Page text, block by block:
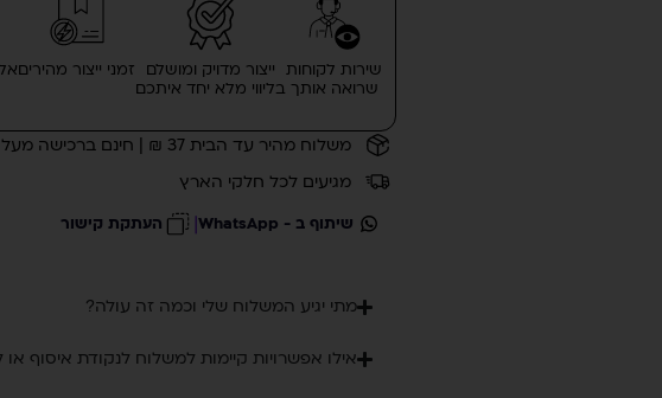
שירות לקוחות
שרואה אותך
ייצור מדויק ומושלם
בליווי מלא יחד איתכם
זמני ייצור מהירים
משלוח מהיר עד הבית 37 ₪ | חינם ברכישה מעל 400 ₪ | משלוח לנקו' איסוף/ לוקר 20 ₪
מגיעים לכל חלקי הארץ
שיתוף ב - WhatsApp | העתקת קישור
מתי יגיע המשלוח שלי וכמה זה עולה?
אילו אפשרויות קיימות למשלוח לנקודת איסוף או